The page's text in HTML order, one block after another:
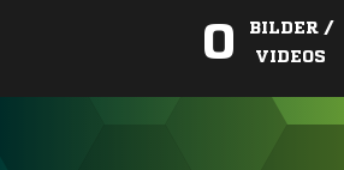
0
BILDER /
VIDEOS